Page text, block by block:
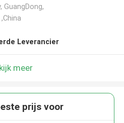
GuangDong,
Leverancier
meer
prijs voor